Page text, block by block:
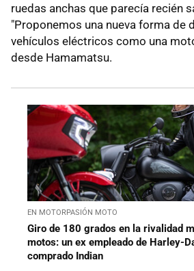
ruedas anchas que parecía recién
"Proponemos una nueva forma de
vehículos eléctricos como una
desde Hamamatsu.
EN MOTORPASIÓN MOTO
Giro de 180 grados en la rivalidad
motos: un ex empleado de Harley-
comprado Indian